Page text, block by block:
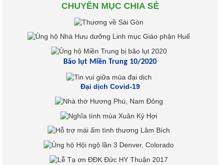
CHUYÊN MỤC CHIA SẺ
Bão lụt Miền Trung 10/2020
Đại dịch Covid-19